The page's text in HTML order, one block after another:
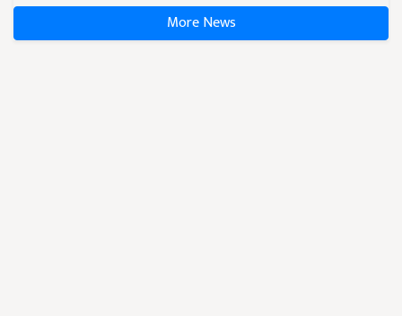
More News